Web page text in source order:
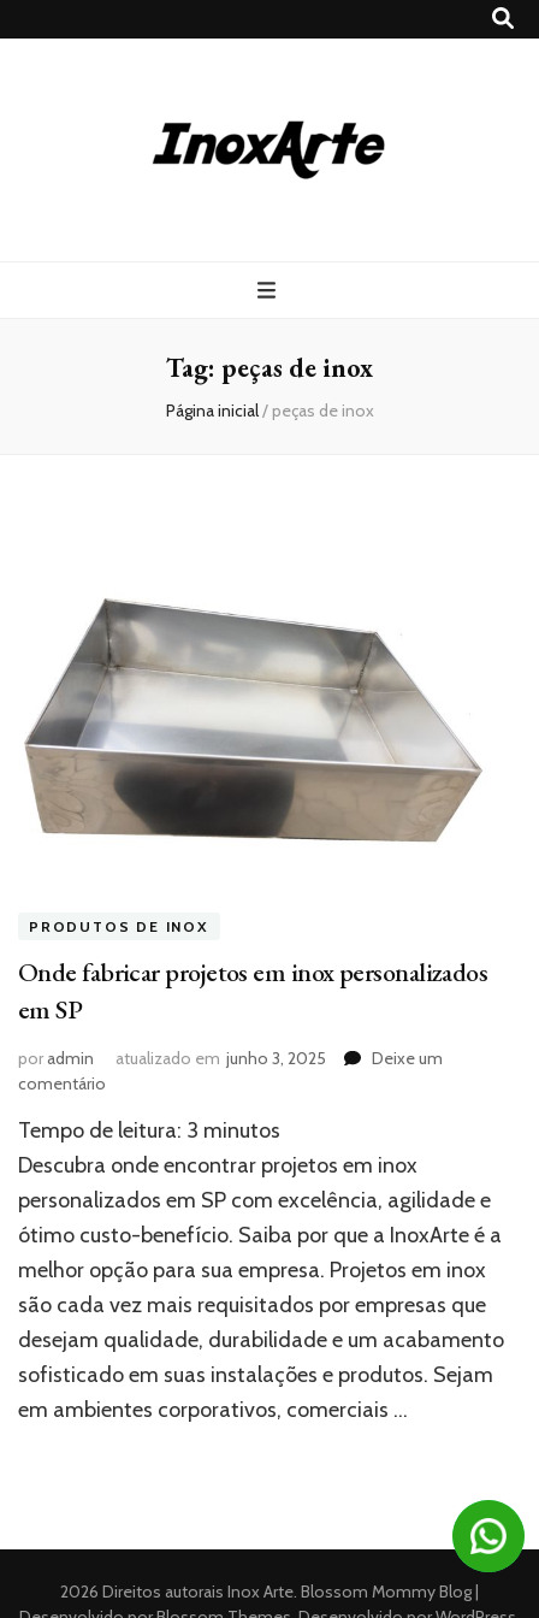
Tag: peças de inox
Página inicial/ peças de inox
PRODUTOS DE INOX
Onde fabricar projetos em inox personalizados
em SP
poradmin atualizado em junho 3, 2025
Deixe um
comentário
fabricar
projetos
inox
personalizados
em
SP
Tempo de leitura: 3 minutos
Descubra onde encontrar projetos em inox
personalizados em SP com excelência, agilidade e
ótimo custo-benefício. Saiba por que a InoxArte é a
melhor opção para sua empresa. Projetos em inox
são cada vez mais requisitados por empresas que
desejam qualidade, durabilidade e um acabamento
sofisticado em suas instalações e produtos. Sejam
em ambientes corporativos, comerciais …
2026 Direitos autorais Inox Arte. Blossom Mommy Blog |